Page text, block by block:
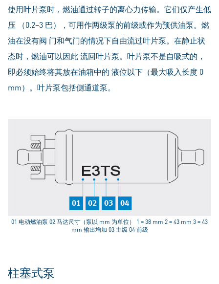
使用叶片泵时，燃油通过转子的离心力传输。它们仅产生低
压 （0.2–3 巴），可用作两级泵的前级或作为预供油泵。燃
油在没有阀 门和气门的情况下自由流过叶片泵。在静止状
态时，燃油可以因此 流回叶片泵。叶片泵不是自吸式的，
即必须始终将其放在油箱中的 液位以下（最大吸入长度 0
mm）。叶片泵包括侧通道泵。
01 电动燃油泵 02 马达尺寸（泵以 mm 为单位） 1 = 38 mm 2 = 43 mm 3 = 43
mm 输出增加 03 主级 04 前级
柱塞式泵